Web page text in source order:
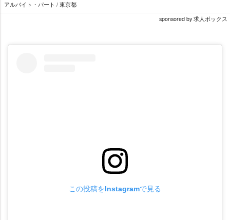
アルバイト・パート / 東京都
sponsored by 求人ボックス
この投稿をInstagramで見る